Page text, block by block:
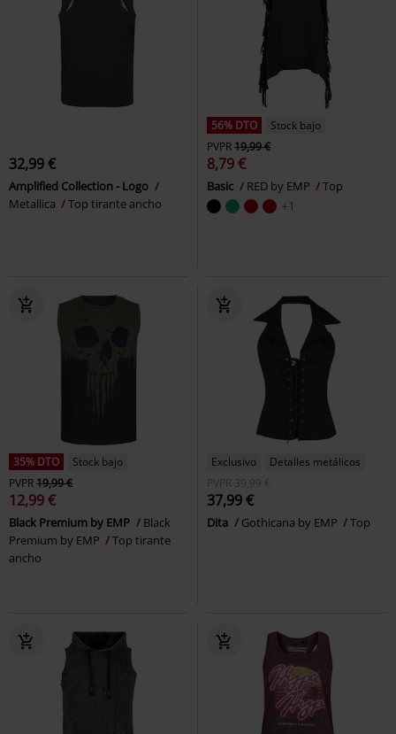
32,99 €
Amplified Collection - Logo
Metallica
Top tirante ancho
56% DTO
Stock bajo
PVPR19,99 €
8,79 €
Basic RED by EMP Top
+1
35% DTO
Stock bajo
PVPR19,99 €
12,99 €
Black Premium by EMP
Black
Premium by EMP
Top tirante
ancho
Exclusivo
Detalles metálicos
PVPR 39,99 €
37,99 €
Dita Gothicana by EMP Top